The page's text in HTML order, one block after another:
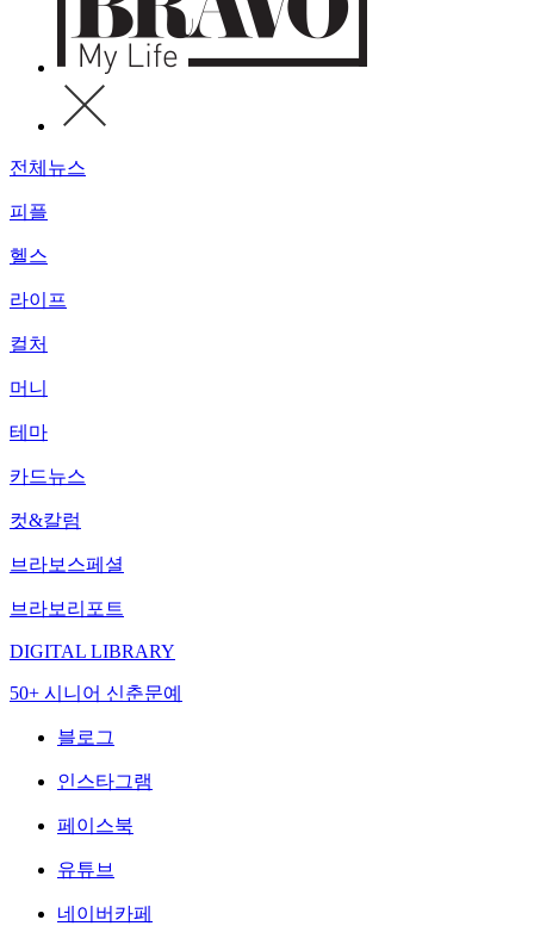
전체뉴스
피플
헬스
라이프
컬처
머니
테마
카드뉴스
컷&칼럼
브라보스페셜
브라보리포트
DIGITAL LIBRARY
50+ 시니어 신춘문예
블로그
인스타그램
페이스북
유튜브
네이버카페